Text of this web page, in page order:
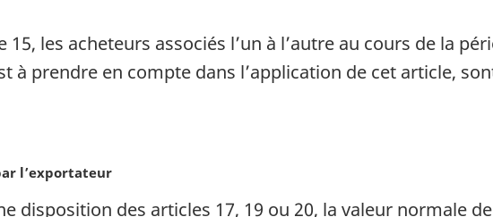
15, les acheteurs associés l’un à l’autre au cours de la
à prendre en compte dans l’application de cet article,
l’exportateur
disposition des articles 17, 19 ou 20, la valeur normale